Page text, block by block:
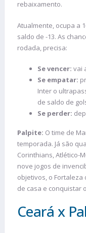
rebaixamento.
Atualmente, ocupa a
saldo de -13. As
rodada, precisa:
Se vencer: vai
Se empatar:
Inter o
de saldo de
Se perder:
Palpite: O time de
temporada. Já são
Corinthians, Atlético-
nove jogos de
objetivos, o
de casa e conquistar
Ceará x